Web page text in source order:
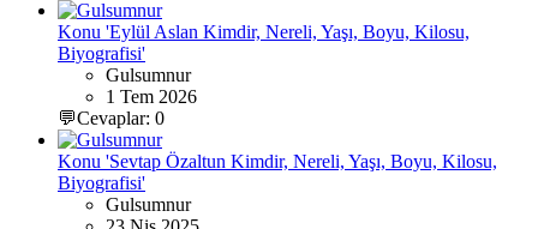
Konu 'Eylül Aslan Kimdir, Nereli, Yaşı, Boyu, Kilosu,
Biyografisi'
Gulsumnur
1 Tem 2026
💬Cevaplar: 0
Konu 'Sevtap Özaltun Kimdir, Nereli, Yaşı, Boyu, Kilosu,
Biyografisi'
Gulsumnur